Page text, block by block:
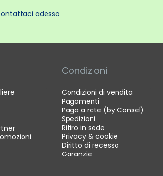
adesso
Condizioni
Condizioni di vendita
Pagamenti
Paga a rate (by Consel)
Spedizioni
Ritiro in sede
Privacy & cookie
Diritto di recesso
Garanzie